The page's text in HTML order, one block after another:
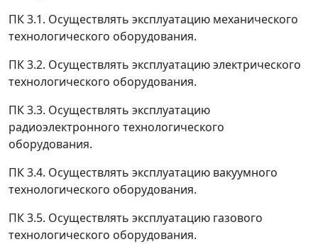
ПК 3.1. Осуществлять эксплуатацию механического
технологического оборудования.
ПК 3.2. Осуществлять эксплуатацию электрического
технологического оборудования.
ПК 3.3. Осуществлять эксплуатацию
радиоэлектронного технологического
оборудования.
ПК 3.4. Осуществлять эксплуатацию вакуумного
технологического оборудования.
ПК 3.5. Осуществлять эксплуатацию газового
технологического оборудования.